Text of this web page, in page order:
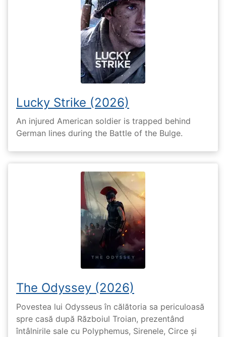
Lucky Strike (2026)
An injured American soldier is trapped behind
German lines during the Battle of the Bulge.
The Odyssey (2026)
Povestea lui Odysseus în călătoria sa periculoasă
spre casă după Războiul Troian, prezentând
întâlnirile sale cu Polyphemus, Sirenele, Circe și